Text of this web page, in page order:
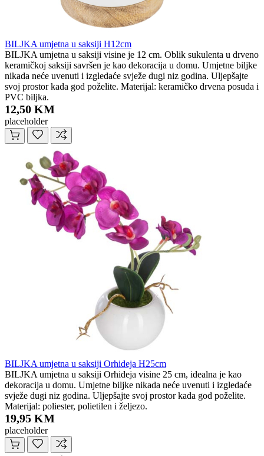
BILJKA umjetna u saksiji H12cm
BILJKA umjetna u saksiji visine je 12 cm. Oblik sukulenta u drveno
keramičkoj saksiji savršen je kao dekoracija u domu. Umjetne biljke
nikada neće uvenuti i izgledaće svježe dugi niz godina. Uljepšajte
svoj prostor kada god poželite. Materijal: keramičko drvena posuda i
PVC biljka.
12,50 KM
placeholder
BILJKA umjetna u saksiji Orhideja H25cm
BILJKA umjetna u saksiji Orhideja visine 25 cm, idealna je kao
dekoracija u domu. Umjetne biljke nikada neće uvenuti i izgledaće
svježe dugi niz godina. Uljepšajte svoj prostor kada god poželite.
Materijal: poliester, polietilen i željezo.
19,95 KM
placeholder